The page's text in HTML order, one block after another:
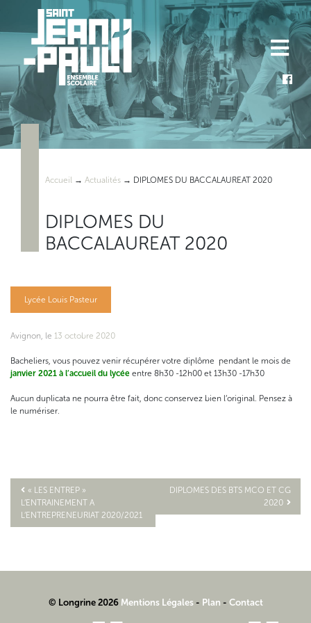
content
Accueil → Actualités → DIPLOMES DU BACCALAUREAT 2020
DIPLOMES DU
BACCALAUREAT 2020
Lycée Louis Pasteur
Avignon, le 13 octobre 2020
Bacheliers, vous pouvez venir récupérer votre diplôme pendant le mois de
janvier 2021 à l’accueil du lycée entre 8h30 -12h00 et 13h30 -17h30
Aucun duplicata ne pourra être fait, donc conservez bien l’original. Pensez à
le numériser.
Navigation
l’article
« LES ENTREP »
L’ENTRAINEMENT A
L’ENTREPRENEURIAT 2020/2021
DIPLOMES DES BTS MCO ET CG
2020
© Longrine 2026 Mentions Légales - Plan - Contact